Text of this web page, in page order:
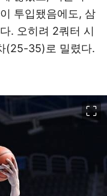
투입됐음에도, 삼
. 오히려 2쿼터 시
(25-35)로 밀렸다.